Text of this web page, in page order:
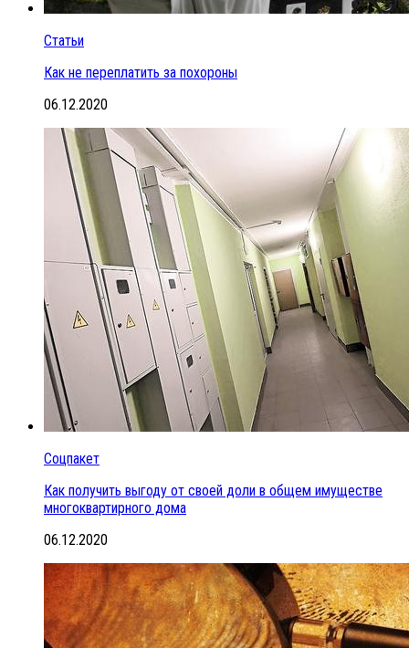
Статьи
Как не переплатить за похороны
06.12.2020
Соцпакет
Как получить выгоду от своей доли в общем имуществе
многоквартирного дома
06.12.2020